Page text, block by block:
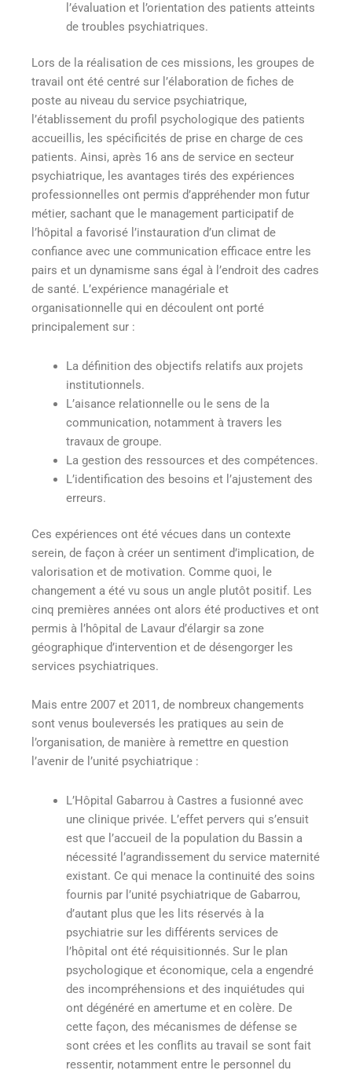
l’évaluation et l’orientation des patients atteints
de troubles psychiatriques.
Lors de la réalisation de ces missions, les groupes de
travail ont été centré sur l’élaboration de fiches de
poste au niveau du service psychiatrique,
l’établissement du profil psychologique des patients
accueillis, les spécificités de prise en charge de ces
patients. Ainsi, après 16 ans de service en secteur
psychiatrique, les avantages tirés des expériences
professionnelles ont permis d’appréhender mon futur
métier, sachant que le management participatif de
l’hôpital a favorisé l’instauration d’un climat de
confiance avec une communication efficace entre les
pairs et un dynamisme sans égal à l’endroit des cadres
de santé. L’expérience managériale et
organisationnelle qui en découlent ont porté
principalement sur :
La définition des objectifs relatifs aux projets
institutionnels.
L’aisance relationnelle ou le sens de la
communication, notamment à travers les
travaux de groupe.
La gestion des ressources et des compétences.
L’identification des besoins et l’ajustement des
erreurs.
Ces expériences ont été vécues dans un contexte
serein, de façon à créer un sentiment d’implication, de
valorisation et de motivation. Comme quoi, le
changement a été vu sous un angle plutôt positif. Les
cinq premières années ont alors été productives et ont
permis à l’hôpital de Lavaur d’élargir sa zone
géographique d’intervention et de désengorger les
services psychiatriques.
Mais entre 2007 et 2011, de nombreux changements
sont venus bouleversés les pratiques au sein de
l’organisation, de manière à remettre en question
l’avenir de l’unité psychiatrique :
L’Hôpital Gabarrou à Castres a fusionné avec
une clinique privée. L’effet pervers qui s’ensuit
est que l’accueil de la population du Bassin a
nécessité l’agrandissement du service maternité
existant. Ce qui menace la continuité des soins
fournis par l’unité psychiatrique de Gabarrou,
d’autant plus que les lits réservés à la
psychiatrie sur les différents services de
l’hôpital ont été réquisitionnés. Sur le plan
psychologique et économique, cela a engendré
des incompréhensions et des inquiétudes qui
ont dégénéré en amertume et en colère. De
cette façon, des mécanismes de défense se
sont crées et les conflits au travail se sont fait
ressentir, notamment entre le personnel du